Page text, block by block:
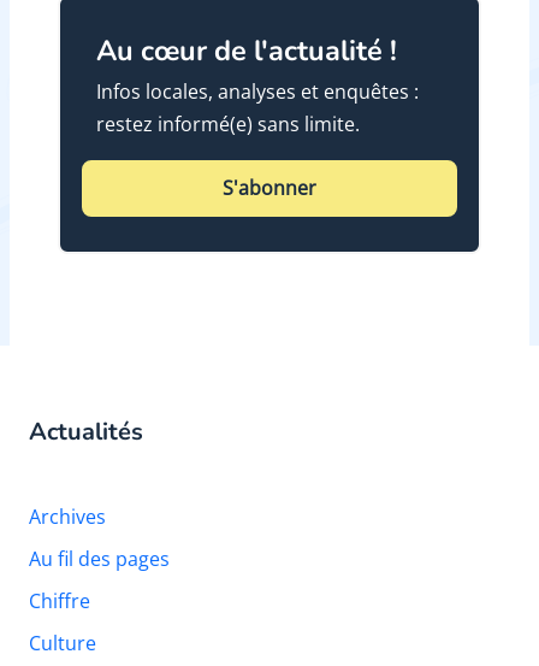
Au cœur de l'actualité !
Infos locales, analyses et enquêtes :
restez informé(e) sans limite.
S'abonner
Actualités
Archives
Au fil des pages
Chiffre
Culture